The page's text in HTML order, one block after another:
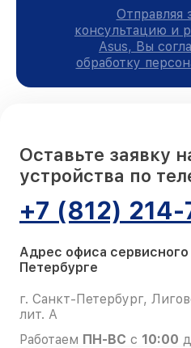
Отправляя
консультацию и
Asus, Вы
обработку
Оставьте заявку
устройства по
+7 (812)
Адрес офиса
Петербурге
г. Санкт-Петербург,
лит. А
Работаем ПН-ВС с 10:00